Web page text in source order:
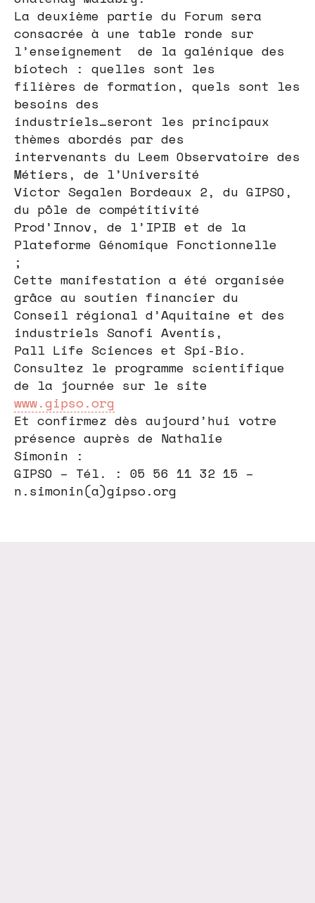
La deuxième partie du Forum sera
consacrée à une table ronde sur
l’enseignement de la galénique des
biotech : quelles sont les
filières de formation, quels sont les
besoins des
industriels…seront les principaux
thèmes abordés par des
intervenants du Leem Observatoire des
Métiers, de l’Université
Victor Segalen Bordeaux 2, du GIPSO,
du pôle de compétitivité
Prod’Innov, de l’IPIB et de la
Plateforme Génomique Fonctionnelle
;
Cette manifestation a été organisée
grâce au soutien financier du
Conseil régional d’Aquitaine et des
industriels Sanofi Aventis,
Pall Life Sciences et Spi-Bio.
Consultez le programme scientifique
de la journée sur le site
www.gipso.org
Et confirmez dès aujourd’hui votre
présence auprès de Nathalie
Simonin :
GIPSO – Tél. : 05 56 11 32 15 –
n.simonin(a)gipso.org